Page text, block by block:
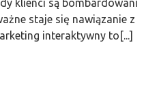
klienci są bombardowani
staje się nawiązanie z
interaktywny to[...]